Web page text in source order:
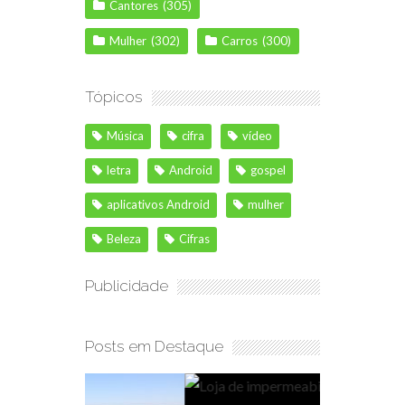
Cantores (305)
Mulher (302) Carros (300)
Tópicos
Música cifra vídeo
letra Android gospel
aplicativos Android mulher
Beleza Cifras
Publicidade
Posts em Destaque